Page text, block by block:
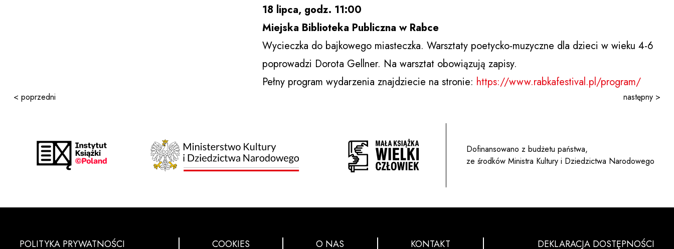
18 lipca, godz. 11:00
Miejska Biblioteka Publiczna w Rabce
Wycieczka do bajkowego miasteczka. Warsztaty poetycko-muzyczne dla dzieci w wieku 4-6
poprowadzi Dorota Gellner. Na warsztat obowiązują zapisy.
Pełny program wydarzenia znajdziecie na stronie: https://www.rabkafestival.pl/program/
< poprzedni następny >
Dofinansowano z budżetu państwa,
ze środków Ministra Kultury i Dziedzictwa Narodowego
POLITYKA PRYWATNOŚCI COOKIES O NAS KONTAKT DEKLARACJA DOSTĘPNOŚCI